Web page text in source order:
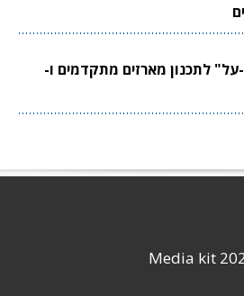
על" לתכנון מארזים מתקדמים ו-
Media kit